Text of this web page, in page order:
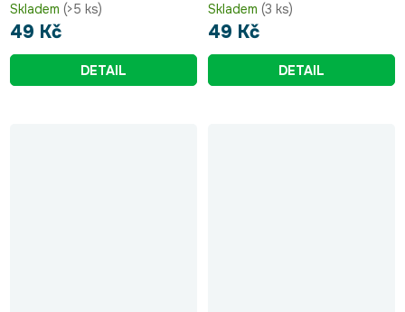
Skladem (>5 ks)
49 Kč
DETAIL
Skladem (3 ks)
49 Kč
DETAIL